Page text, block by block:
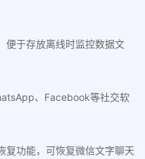
便于存放离线时监控数据文
、Facebook等社交软
复功能，可恢复微信文字聊天